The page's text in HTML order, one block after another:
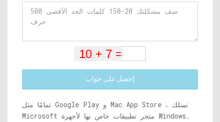
إحصل على جواب
تمامًا مثل Google Play و Mac App Store ، تمتلك
Microsoft متجر تطبيقات خاص بها لأجهزة Windows.